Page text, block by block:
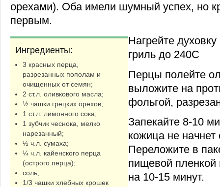
орехами). Оба имели шумный успех, но
первым.
Ингредиенты:
3 красных перца,
разрезанных пополам и
очищенных от семян;
2 ст.л. оливкового масла;
½ чашки грецких орехов;
1 ст.л. лимонного сока;
1 зубчик чеснока, мелко
нарезанный;
½ ч.л. сумаха;
¼ ч.л. кайенского перца
(острого перца);
соль;
1/3 чашки хлебных крошек
Нагрейте
гриль до 240C
Перцы полейте
выложите на
фольгой,
Запекайте 8-10
кожица не начнет
Переложите в
пищевой пленкой
на 10-15 минут.